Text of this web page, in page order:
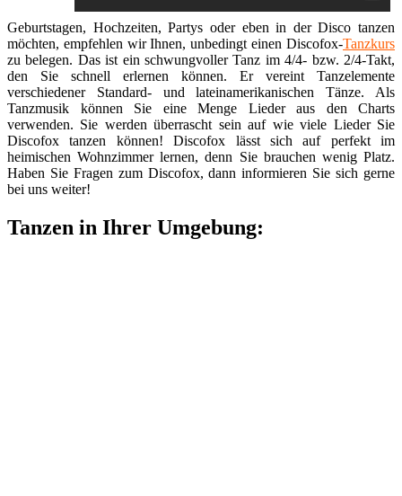
Geburtstagen, Hochzeiten, Partys oder eben in der Disco tanzen
möchten, empfehlen wir Ihnen, unbedingt einen Discofox-Tanzkurs
zu belegen. Das ist ein schwungvoller Tanz im 4/4- bzw. 2/4-Takt,
den Sie schnell erlernen können. Er vereint Tanzelemente
verschiedener Standard- und lateinamerikanischen Tänze. Als
Tanzmusik können Sie eine Menge Lieder aus den Charts
verwenden. Sie werden überrascht sein auf wie viele Lieder Sie
Discofox tanzen können! Discofox lässt sich auf perfekt im
heimischen Wohnzimmer lernen, denn Sie brauchen wenig Platz.
Haben Sie Fragen zum Discofox, dann informieren Sie sich gerne
bei uns weiter!
Tanzen in Ihrer Umgebung: